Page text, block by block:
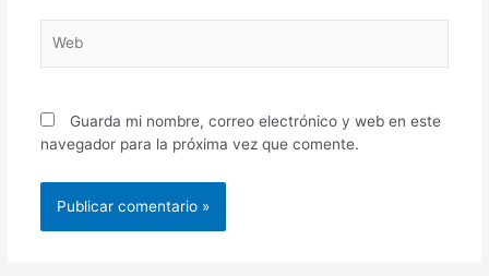
Guarda mi nombre, correo electrónico y web en este
navegador para la próxima vez que comente.